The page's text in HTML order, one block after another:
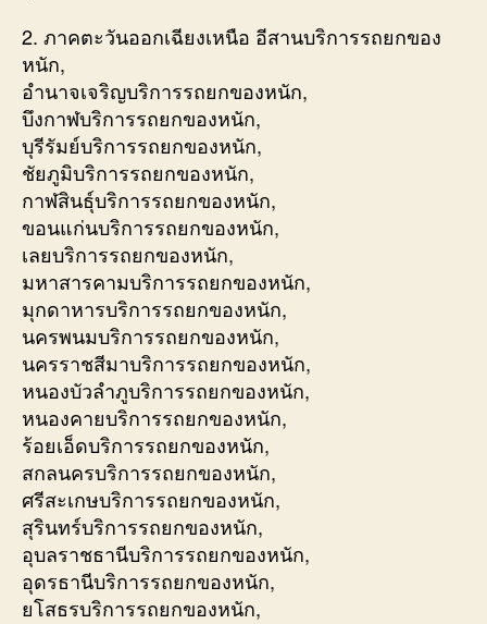
2. ภาคตะวันออกเฉียงเหนือ อีสานบริการรถยกของ
หนัก,
อำนาจเจริญบริการรถยกของหนัก,
บึงกาฬบริการรถยกของหนัก,
บุรีรัมย์บริการรถยกของหนัก,
ชัยภูมิบริการรถยกของหนัก,
กาฬสินธุ์บริการรถยกของหนัก,
ขอนแก่นบริการรถยกของหนัก,
เลยบริการรถยกของหนัก,
มหาสารคามบริการรถยกของหนัก,
มุกดาหารบริการรถยกของหนัก,
นครพนมบริการรถยกของหนัก,
นครราชสีมาบริการรถยกของหนัก,
หนองบัวลำภูบริการรถยกของหนัก,
หนองคายบริการรถยกของหนัก,
ร้อยเอ็ดบริการรถยกของหนัก,
สกลนครบริการรถยกของหนัก,
ศรีสะเกษบริการรถยกของหนัก,
สุรินทร์บริการรถยกของหนัก,
อุบลราชธานีบริการรถยกของหนัก,
อุดรธานีบริการรถยกของหนัก,
ยโสธรบริการรถยกของหนัก,